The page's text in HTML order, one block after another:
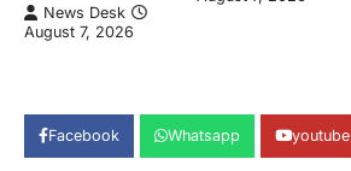
News Desk
August 7, 2026
Facebook Whatsapp youtube